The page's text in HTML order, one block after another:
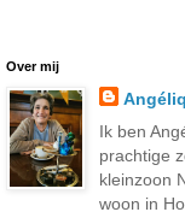
Over mij
Ik ben
prachtige
kleinzoon
woon in